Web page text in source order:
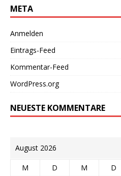
META
Anmelden
Eintrags-Feed
Kommentar-Feed
WordPress.org
NEUESTE KOMMENTARE
August 2026
M D M D